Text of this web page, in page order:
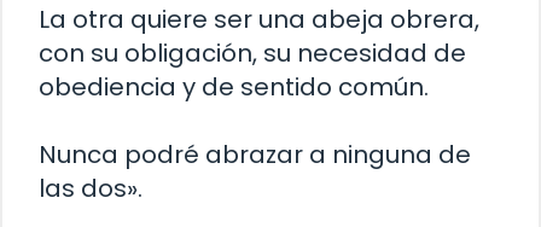
La otra quiere ser una abeja obrera,
con su obligación, su necesidad de
obediencia y de sentido común.
Nunca podré abrazar a ninguna de
las dos».